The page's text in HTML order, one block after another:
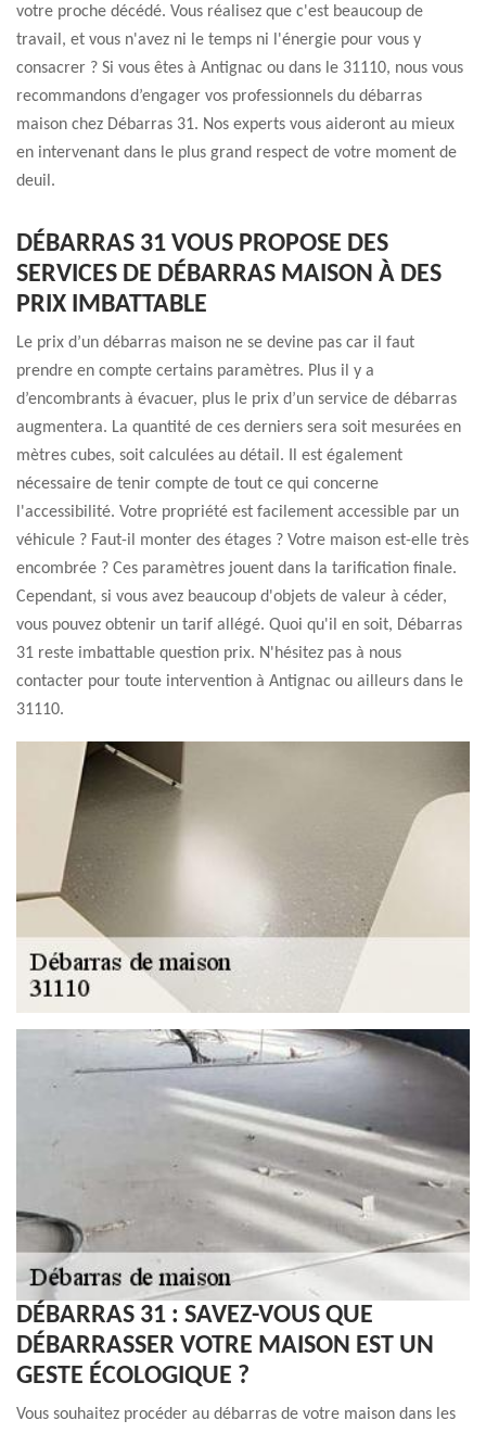
votre proche décédé. Vous réalisez que c'est beaucoup de
travail, et vous n'avez ni le temps ni l'énergie pour vous y
consacrer ? Si vous êtes à Antignac ou dans le 31110, nous vous
recommandons d’engager vos professionnels du débarras
maison chez Débarras 31. Nos experts vous aideront au mieux
en intervenant dans le plus grand respect de votre moment de
deuil.
DÉBARRAS 31 VOUS PROPOSE DES
SERVICES DE DÉBARRAS MAISON À DES
PRIX IMBATTABLE
Le prix d’un débarras maison ne se devine pas car il faut
prendre en compte certains paramètres. Plus il y a
d’encombrants à évacuer, plus le prix d’un service de débarras
augmentera. La quantité de ces derniers sera soit mesurées en
mètres cubes, soit calculées au détail. Il est également
nécessaire de tenir compte de tout ce qui concerne
l'accessibilité. Votre propriété est facilement accessible par un
véhicule ? Faut-il monter des étages ? Votre maison est-elle très
encombrée ? Ces paramètres jouent dans la tarification finale.
Cependant, si vous avez beaucoup d'objets de valeur à céder,
vous pouvez obtenir un tarif allégé. Quoi qu'il en soit, Débarras
31 reste imbattable question prix. N'hésitez pas à nous
contacter pour toute intervention à Antignac ou ailleurs dans le
31110.
DÉBARRAS 31 : SAVEZ-VOUS QUE
DÉBARRASSER VOTRE MAISON EST UN
GESTE ÉCOLOGIQUE ?
Vous souhaitez procéder au débarras de votre maison dans les